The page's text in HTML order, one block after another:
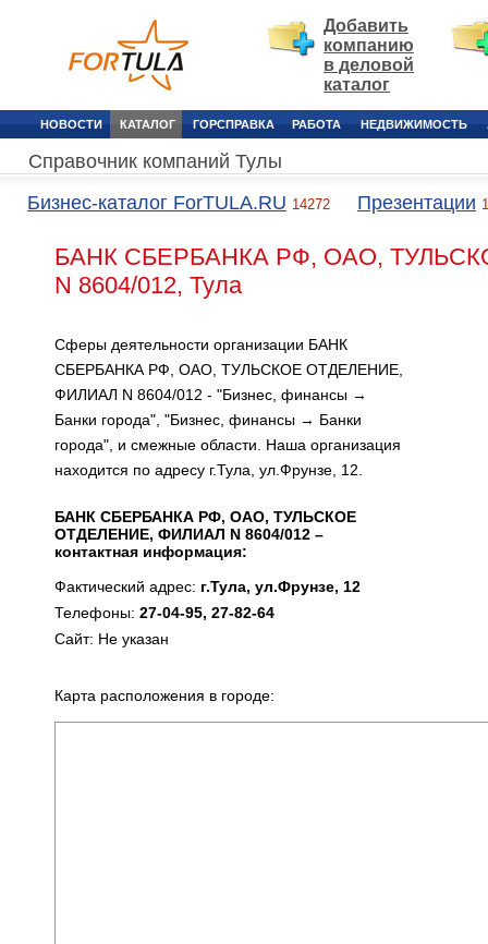
Добавить
компанию
в деловой
каталог
НОВОСТИ КАТАЛОГ ГОРСПРАВКА РАБОТА НЕДВИЖИМОСТЬ
Справочник компаний Тулы
Бизнес-каталог ForTULA.RU 14272 Презентации
БАНК СБЕРБАНКА РФ, ОАО,
N 8604/012, Тула
Сферы деятельности организации БАНК
СБЕРБАНКА РФ, ОАО, ТУЛЬСКОЕ ОТДЕЛЕНИЕ,
ФИЛИАЛ N 8604/012 - "Бизнес, финансы →
Банки города", "Бизнес, финансы → Банки
города", и смежные области. Наша организация
находится по адресу г.Тула, ул.Фрунзе, 12.
БАНК СБЕРБАНКА РФ, ОАО, ТУЛЬСКОЕ
ОТДЕЛЕНИЕ, ФИЛИАЛ N 8604/012 –
контактная информация:
Фактический адрес: г.Тула, ул.Фрунзе, 12
Телефоны: 27-04-95, 27-82-64
Сайт: Не указан
Карта расположения в городе: